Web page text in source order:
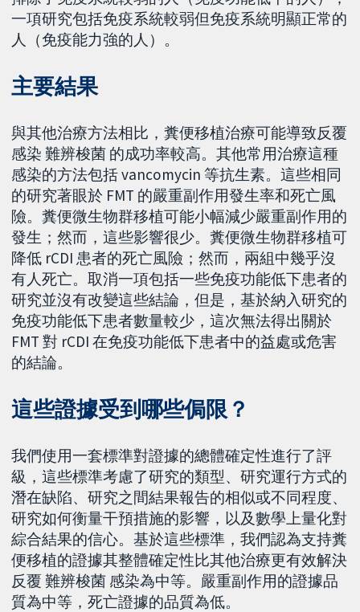
一項研究包括免疫系統較弱但免疫系統明顯正常的
人（免疫能力強的人）。
主要結果
與其他治療方法相比，糞便移植治療可能導致反覆
感染 難辨梭菌 的成功率較高。其他常用治療這種
感染的方法包括 vancomycin 等抗生素。這些相同
的研究著眼於 FMT 的嚴重副作用發生率和死亡風
險。糞便微生物群移植可能小幅減少嚴重副作用的
發生；然而，這些影響很少。糞便微生物群移植可
降低 rCDI 患者的死亡風險；然而，兩組中幾乎沒
有人死亡。取消一項包括一些免疫功能低下患者的
研究並沒有改變這些結論，但是，基於納入研究的
免疫功能低下患者數量較少，這次無法得出關於
FMT 對 rCDI 在免疫功能低下患者中的益處或危害
的結論。
這些證據受到哪些侷限？
我們使用一套標準對證據的總體確定性進行了評
級，這些標準考慮了研究的類型、研究運行方式的
潛在缺陷、研究之間結果報告的相似或不同程度、
研究如何衡量干預措施的影響，以及數學上量化對
綜合結果的信心。基於這些標準，我們認為支持糞
便移植的證據其整體確定性比其他治療更有效解決
反覆 難辨梭菌 感染為中等。嚴重副作用的證據品
質為中等，死亡證據的品質為低。